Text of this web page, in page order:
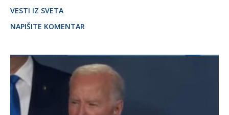
VESTI IZ SVETA
NAPIŠITE KOMENTAR